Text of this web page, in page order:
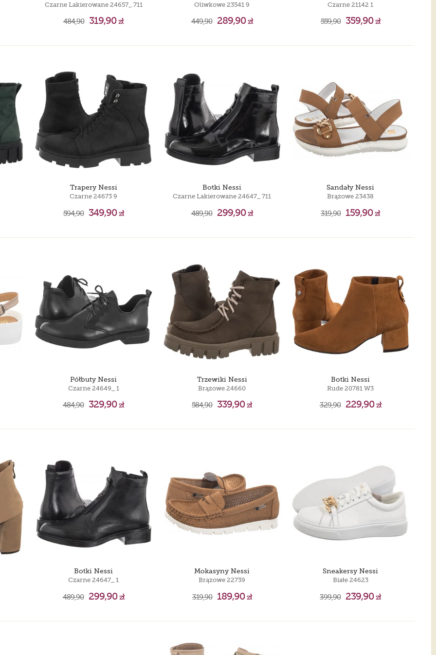
Czarne Lakierowane 24657_ 711
484,90 319,90zł
Oliwkowe 23541 9
449,90 289,90zł
Czarne 21142 1
559,90 359,90zł
Trapery Nessi
Czarne 24673 9
594,90 349,90zł
Botki Nessi
Czarne Lakierowane 24647_ 711
489,90 299,90zł
Sandały Nessi
Brązowe 23438
319,90 159,90zł
Półbuty Nessi
Czarne 24649_ 1
484,90 329,90zł
Trzewiki Nessi
Brązowe 24660
584,90 339,90zł
Botki Nessi
Rude 20781 W3
329,90 229,90zł
Botki Nessi
Czarne 24647_ 1
489,90 299,90zł
Mokasyny Nessi
Brązowe 22739
319,90 189,90zł
Sneakersy Nessi
Białe 24623
399,90 239,90zł